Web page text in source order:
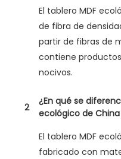
El tablero MDF
de fibra de
partir de fibras de
contiene
nocivos.
2
¿En qué se
ecológico de
El tablero MDF
fabricado con